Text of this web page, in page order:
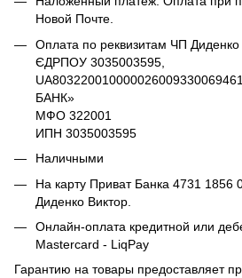
Новой Почте.
Оплата по реквизитам ЧП
ЄДРПОУ 3035003595,
БАНК»
МФО 322001
ИПН 3035003595
Наличными
На карту Приват Банка 4731 1856
Диденко Виктор.
Онлайн-оплата кредитной или
Mastercard - LiqPay
Гарантию на товары предоставляет